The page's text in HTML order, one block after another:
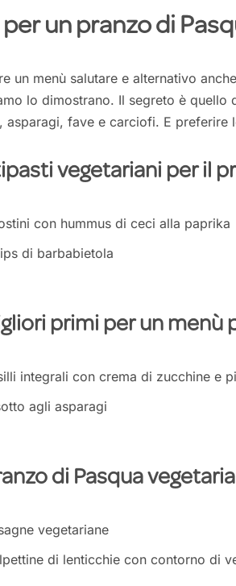
un pranzo di
un menù salutare e alternativo
lo dimostrano. Il segreto è quello
asparagi, fave e carciofi. E
vegetariani per il
con hummus di ceci alla paprika
di barbabietola
primi per un menù
integrali con crema di zucchine e
agli asparagi
di Pasqua
vegetariane
di lenticchie con contorno di